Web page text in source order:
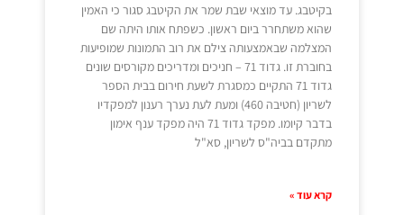
בקיטבג. עד מוצאי שבת שמר את הקיטבג סגור כי האמין
שהוא משתחרר ביום ראשון. כשפתח אותו היתה שם
המצלמה שבאמצעותה צילם את רוב התמונות שמופיעות
בחוברת זו. גדוד 71 – חניכים ומדריכים מקורסים שונים
גדוד 71 התקיים כמסגרת לשעת חירום בבית הספר
לשריון (חטיבה 460) ומעת לעת נערך רענון למפקדיו
בדבר קיומו. מפקד גדוד 71 היה מפקד ענף אימון
מתקדם בביה"ס לשריון, סא"ל
קרא עוד »